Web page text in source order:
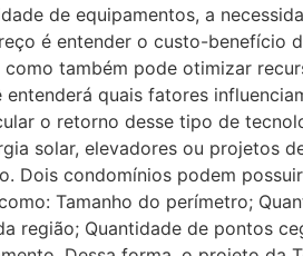
de equipamentos, a
é entender o custo-
também pode otimizar
quais fatores
o retorno desse tipo de
solar, elevadores ou projetos
Dois condomínios podem
Tamanho do perímetro;
região; Quantidade de pontos